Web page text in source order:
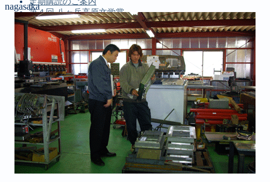
第４回 八ヶ岳高原文学賞
MENU
韮崎エリア
ズームアイ
八ヶ岳自然散策
イベント紹介
投稿コーナー
新聞
定期購読のご案内
第４回 八ヶ岳高原文学賞
nagasaka